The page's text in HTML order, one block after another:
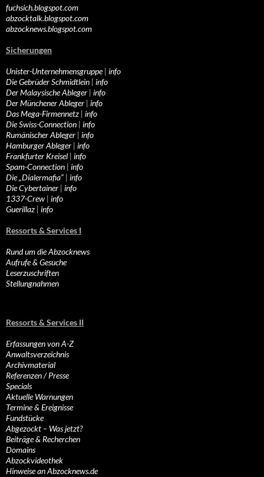
fuchsich.blogspot.com
abzocktalk.blogspot.com
abzocknews.blogspot.com
Sicherungen
Unister-Unternehmensgruppe| info
Die Gebrüder Schmidtlein | info
Der Malaysische Ableger | info
Der Münchener Ableger | info
Das Mega-Firmennetz | info
Die Swiss-Connection | info
Rumänischer Ableger | info
Hamburger Ableger | info
Frankfurter Kreisel | info
Spam-Connection | info
Die „Dialermafia“ | info
Die Cybertainer | info
1337-Crew | info
Guerillaz | info
Ressorts & Services I
Rund um die Abzocknews
Aufrufe & Gesuche
Leserzuschriften
Stellungnahmen
Ressorts & Services II
Erfassungen von A-Z
Anwaltsverzeichnis
Archivmaterial
Referenzen / Presse
Specials
Aktuelle Warnungen
Termine & Ereignisse
Fundstücke
Abgezockt – Was jetzt?
Beiträge & Recherchen
Domains
Abzockvideothek
Hinweise an Abzocknews.de